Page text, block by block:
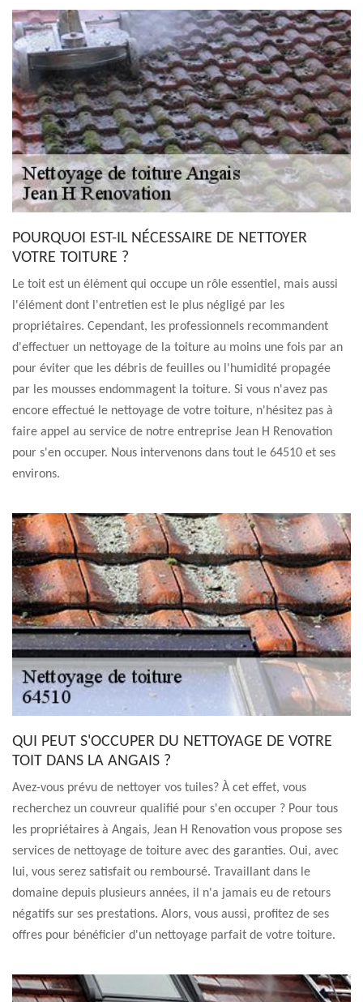
POURQUOI EST-IL NÉCESSAIRE DE NETTOYER
VOTRE TOITURE ?
Le toit est un élément qui occupe un rôle essentiel, mais aussi
l'élément dont l'entretien est le plus négligé par les
propriétaires. Cependant, les professionnels recommandent
d'effectuer un nettoyage de la toiture au moins une fois par an
pour éviter que les débris de feuilles ou l'humidité propagée
par les mousses endommagent la toiture. Si vous n'avez pas
encore effectué le nettoyage de votre toiture, n'hésitez pas à
faire appel au service de notre entreprise Jean H Renovation
pour s'en occuper. Nous intervenons dans tout le 64510 et ses
environs.
QUI PEUT S'OCCUPER DU NETTOYAGE DE VOTRE
TOIT DANS LA ANGAIS ?
Avez-vous prévu de nettoyer vos tuiles? À cet effet, vous
recherchez un couvreur qualifié pour s'en occuper ? Pour tous
les propriétaires à Angais, Jean H Renovation vous propose ses
services de nettoyage de toiture avec des garanties. Oui, avec
lui, vous serez satisfait ou remboursé. Travaillant dans le
domaine depuis plusieurs années, il n'a jamais eu de retours
négatifs sur ses prestations. Alors, vous aussi, profitez de ses
offres pour bénéficier d'un nettoyage parfait de votre toiture.